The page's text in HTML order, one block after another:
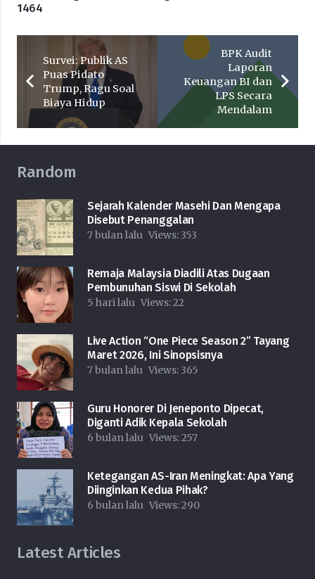
1464
Survei: Publik AS
Puas Pidato
Trump, Ragu Soal
Biaya Hidup
BPK Audit
Laporan
Keuangan BI dan
LPS Secara
Mendalam
Random
Sejarah Kalender Masehi Dan Mengapa
Disebut Penanggalan
7 bulan lalu Views: 353
Remaja Malaysia Diadili Atas Dugaan
Pembunuhan Siswi Di Sekolah
5 hari lalu Views:22
Live Action “One Piece Season 2” Tayang
Maret 2026, Ini Sinopsisnya
7 bulan lalu Views: 365
Guru Honorer Di Jeneponto Dipecat,
Diganti Adik Kepala Sekolah
6 bulan lalu Views:257
Ketegangan AS-Iran Meningkat: Apa Yang
Diinginkan Kedua Pihak?
6 bulan lalu Views:290
Latest Articles